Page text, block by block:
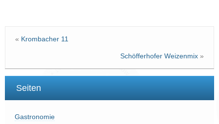
« Krombacher 11
Schöfferhofer Weizenmix »
Seiten
Gastronomie